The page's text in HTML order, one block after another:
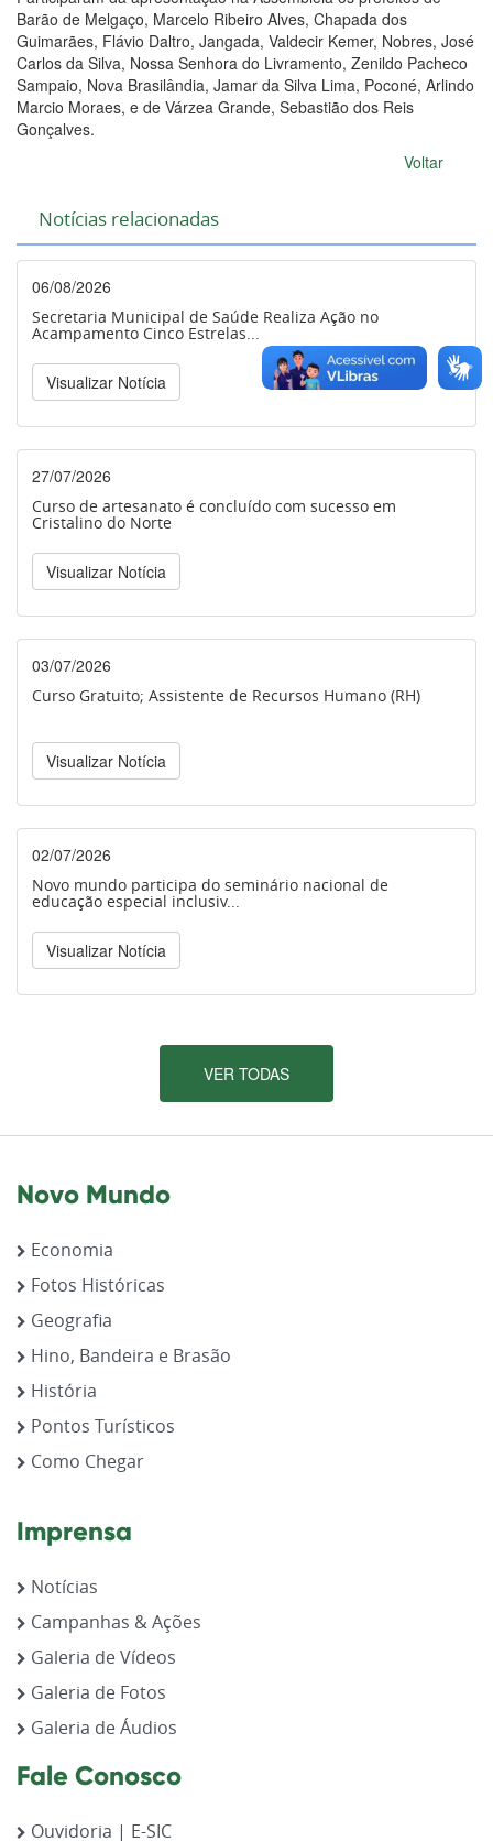
Barão de Melgaço, Marcelo Ribeiro Alves, Chapada dos
Guimarães, Flávio Daltro, Jangada, Valdecir Kemer, Nobres, José
Carlos da Silva, Nossa Senhora do Livramento, Zenildo Pacheco
Sampaio, Nova Brasilândia, Jamar da Silva Lima, Poconé, Arlindo
Marcio Moraes, e de Várzea Grande, Sebastião dos Reis
Gonçalves.
Voltar
Notícias relacionadas
06/08/2026
Secretaria Municipal de Saúde Realiza Ação no
Acampamento Cinco Estrelas...
Visualizar Notícia
27/07/2026
Curso de artesanato é concluído com sucesso em
Cristalino do Norte
Visualizar Notícia
03/07/2026
Curso Gratuito; Assistente de Recursos Humano (RH)
Visualizar Notícia
02/07/2026
Novo mundo participa do seminário nacional de
educação especial inclusiv...
Visualizar Notícia
VER TODAS
Novo Mundo
Economia
Fotos Históricas
Geografia
Hino, Bandeira e Brasão
História
Pontos Turísticos
Como Chegar
Imprensa
Notícias
Campanhas & Ações
Galeria de Vídeos
Galeria de Fotos
Galeria de Áudios
Fale Conosco
Ouvidoria | E-SIC